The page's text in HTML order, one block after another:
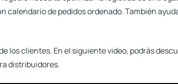
calendario de pedidos ordenado. También
los clientes. En el siguiente video, podrás
distribuidores.